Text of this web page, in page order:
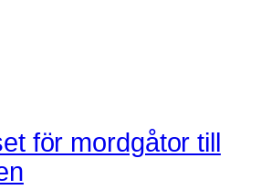
för mordgåtor till